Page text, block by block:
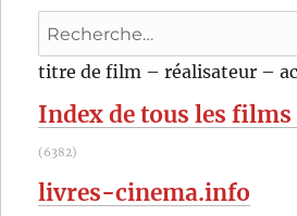
Recherche
pour
titre de film – réalisateur –
Index de tous les
(6382)
livres-cinema.info